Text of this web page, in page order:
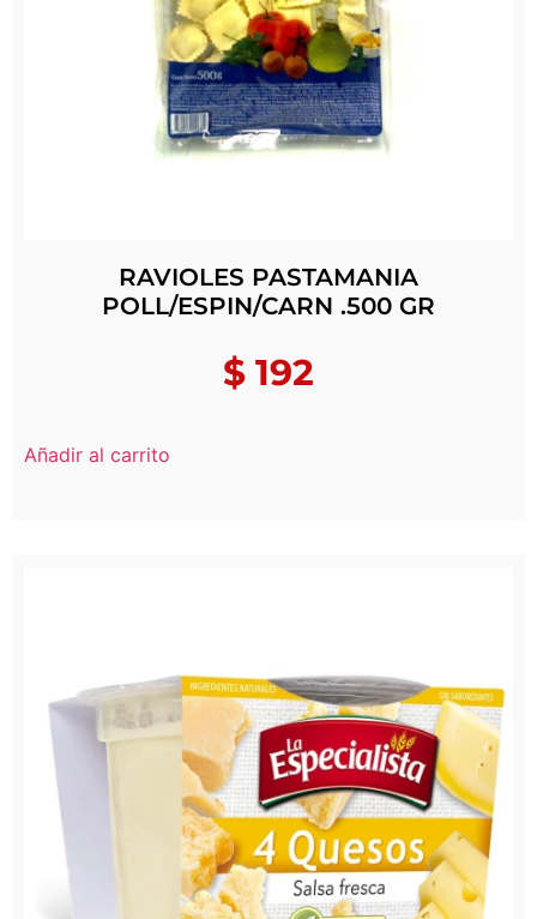
RAVIOLES PASTAMANIA
POLL/ESPIN/CARN .500 GR
$ 192
Añadir al carrito